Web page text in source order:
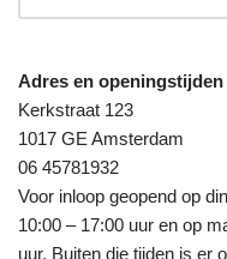
Adres en openingstijden
Kerkstraat 123
1017 GE Amsterdam
06 45781932
Voor inloop geopend op
10:00 – 17:00 uur en op
uur. Buiten die tijden is er